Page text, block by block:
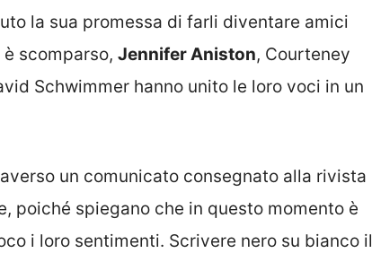
la sua promessa di farli diventare amici
scomparso, Jennifer Aniston, Courteney
Schwimmer hanno unito le loro voci in un
un comunicato consegnato alla rivista
poiché spiegano che in questo momento è
i loro sentimenti. Scrivere nero su bianco il